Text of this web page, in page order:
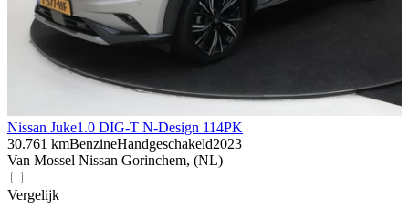
Nissan Juke1.0 DIG-T N-Design 114PK
30.761 kmBenzineHandgeschakeld2023
Van Mossel Nissan Gorinchem, (NL)
Vergelijk